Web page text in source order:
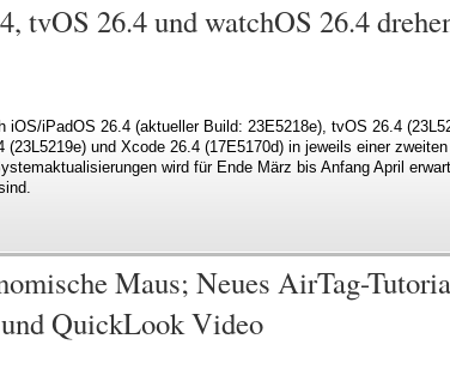
tvOS 26.4 und watchOS 26.4
iOS/iPadOS 26.4 (aktueller Build: 23E5218e), tvOS 26.4
(23L5219e) und Xcode 26.4 (17E5170d) in jeweils einer
wird für Ende März bis Anfang April
Maus; Neues AirTag-
QuickLook Video